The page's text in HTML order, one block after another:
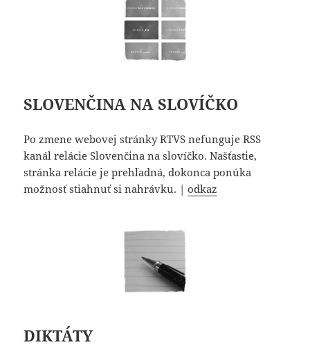
SLOVENČINA NA SLOVÍČKO
Po zmene webovej stránky RTVS nefunguje RSS
kanál relácie Slovenčina na slovíčko. Našťastie,
stránka relácie je prehľadná, dokonca ponúka
možnosť stiahnuť si nahrávku. |odkaz
DIKTÁTY